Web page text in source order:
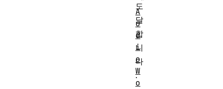
도
달
합
니
다
.
A
u
d
i
o
W
o